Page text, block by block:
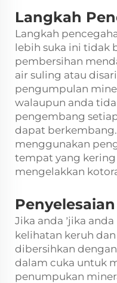
Langkah
Langkah
lebih suka ini tidak
pembersihan
air suling atau
pengumpulan
walaupun anda
pengembang
dapat
menggunakan
tempat yang
mengelakkan
Jika anda ’jika
kelihatan keruh
dibersihkan
dalam cuka untuk
penumpukan